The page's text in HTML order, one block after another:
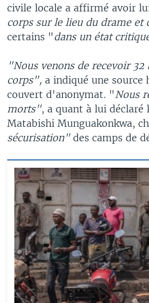
civile locale a affirmé avoir
corps sur le lieu du drame et
certains "dans un état
"Nous venons de recevoir 32
corps", a indiqué une source
couvert d'anonymat. " Nous
morts", a quant à lui déclaré
Matabishi Munguakonkwa,
sécurisation"des camps de